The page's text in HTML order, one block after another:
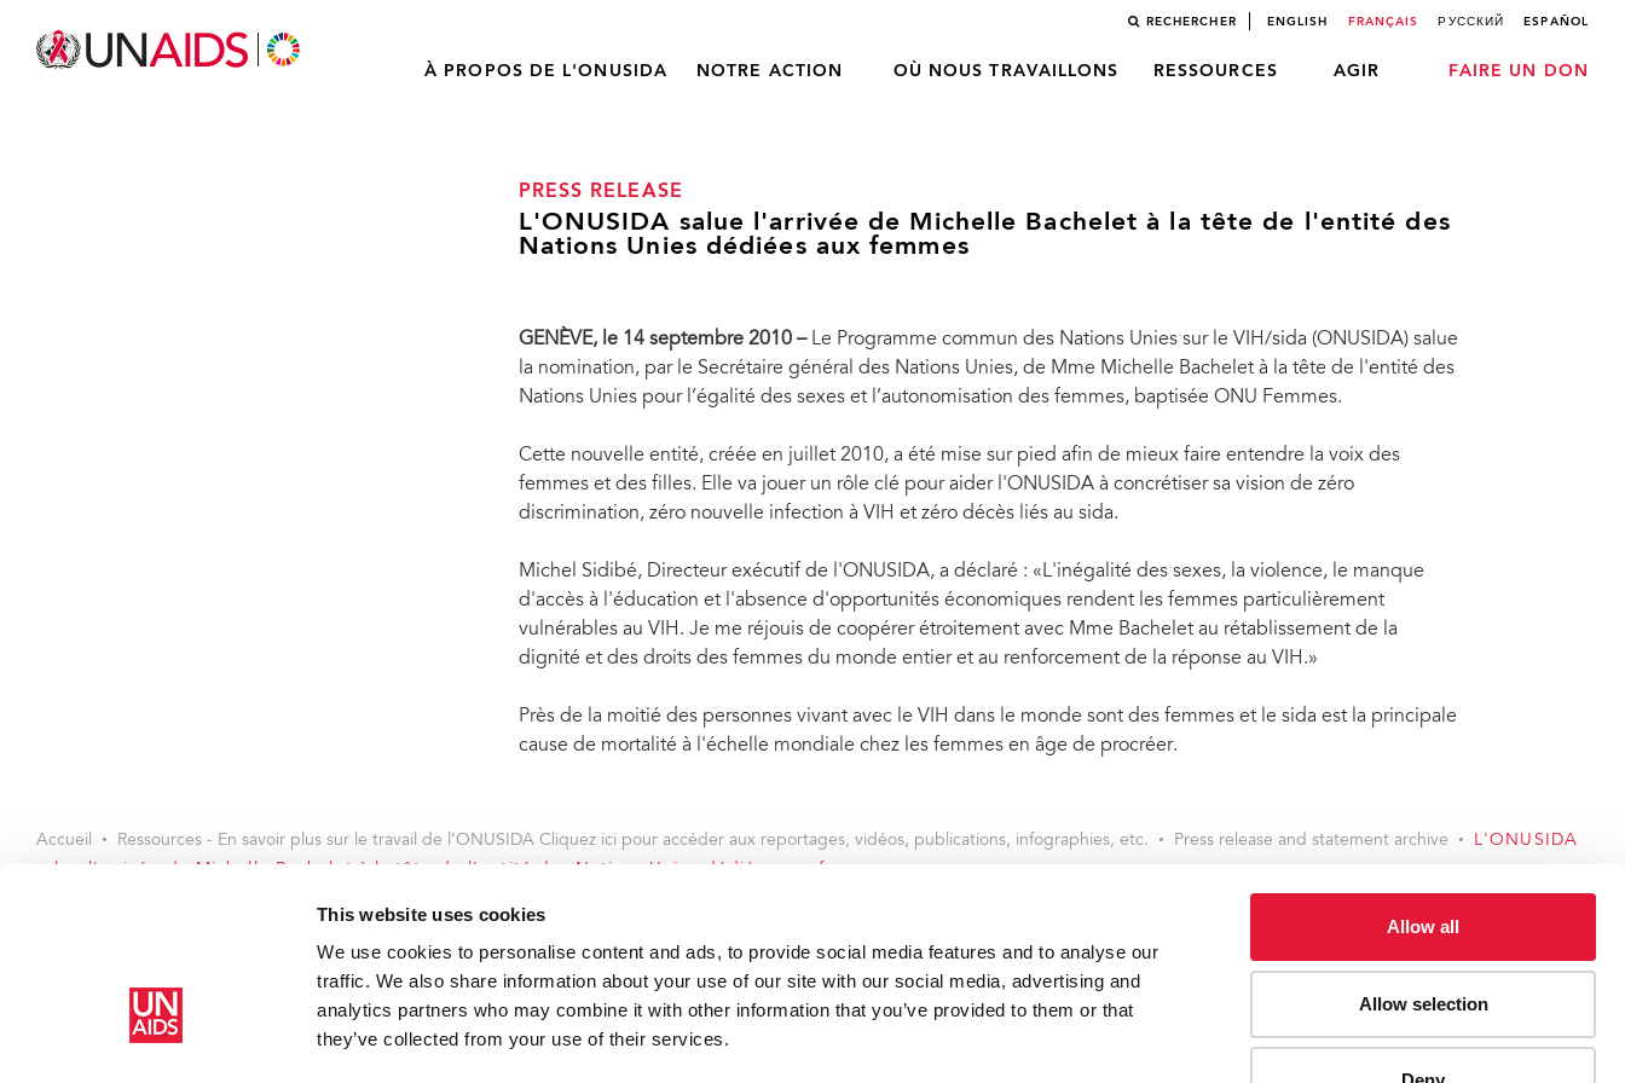
This website uses cookies
We use cookies to personalise content and ads, to provide social media features and to analyse our
traffic. We also share information about your use of our site with our social media, advertising and
analytics partners who may combine it with other information that you’ve provided to them or that
they’ve collected from your use of their services.
Allow all
Allow selection
RECHERCHER ENGLISH FRANÇAIS РУССКИЙ ESPAÑOL
À PROPOS DE L'ONUSIDA NOTRE ACTION OÙ NOUS TRAVAILLONS RESSOURCES AGIR FAIRE UN DON
PRESS RELEASE
L'ONUSIDA salue l'arrivée de Michelle Bachelet à la tête de l'entité des
Nations Unies dédiées aux femmes
GENÈVE, le 14 septembre 2010 –Le Programme commun des Nations Unies sur le VIH/sida (ONUSIDA) salue
la nomination, par le Secrétaire général des Nations Unies, de Mme Michelle Bachelet à la tête de l'entité des
Nations Unies pour l’égalité des sexes et l’autonomisation des femmes, baptisée ONU Femmes.
Cette nouvelle entité, créée en juillet 2010, a été mise sur pied afin de mieux faire entendre la voix des
femmes et des filles. Elle va jouer un rôle clé pour aider l'ONUSIDA à concrétiser sa vision de zéro
discrimination, zéro nouvelle infection à VIH et zéro décès liés au sida.
Michel Sidibé, Directeur exécutif de l'ONUSIDA, a déclaré : «L'inégalité des sexes, la violence, le manque
d'accès à l'éducation et l'absence d'opportunités économiques rendent les femmes particulièrement
vulnérables au VIH. Je me réjouis de coopérer étroitement avec Mme Bachelet au rétablissement de la
dignité et des droits des femmes du monde entier et au renforcement de la réponse au VIH.»
Près de la moitié des personnes vivant avec le VIH dans le monde sont des femmes et le sida est la principale
cause de mortalité à l'échelle mondiale chez les femmes en âge de procréer.
Accueil Ressources - En savoir plus sur le travail de l’ONUSIDA Cliquez ici pour accéder aux reportages, vidéos, publications, infographies, etc. Press release and statement archive
L'ONUSIDA
VACANCIES CONTACT UNAIDS
Copyright © 2026 UNAIDS Report fraud, abuse, misconduct Scam alert Terms of use